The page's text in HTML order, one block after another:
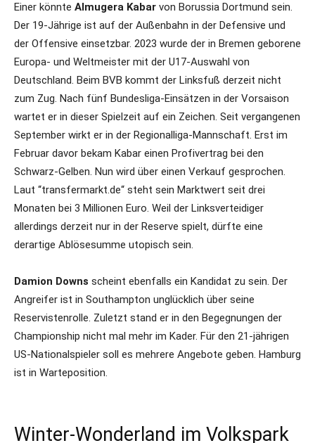
Einer könnte Almugera Kabar von Borussia Dortmund sein.
Der 19-Jährige ist auf der Außenbahn in der Defensive und
der Offensive einsetzbar. 2023 wurde der in Bremen geborene
Europa- und Weltmeister mit der U17-Auswahl von
Deutschland. Beim BVB kommt der Linksfuß derzeit nicht
zum Zug. Nach fünf Bundesliga-Einsätzen in der Vorsaison
wartet er in dieser Spielzeit auf ein Zeichen. Seit vergangenen
September wirkt er in der Regionalliga-Mannschaft. Erst im
Februar davor bekam Kabar einen Profivertrag bei den
Schwarz-Gelben. Nun wird über einen Verkauf gesprochen.
Laut “transfermarkt.de“ steht sein Marktwert seit drei
Monaten bei 3 Millionen Euro. Weil der Linksverteidiger
allerdings derzeit nur in der Reserve spielt, dürfte eine
derartige Ablösesumme utopisch sein.
Damion Downs scheint ebenfalls ein Kandidat zu sein. Der
Angreifer ist in Southampton unglücklich über seine
Reservistenrolle. Zuletzt stand er in den Begegnungen der
Championship nicht mal mehr im Kader. Für den 21-jährigen
US-Nationalspieler soll es mehrere Angebote geben. Hamburg
ist in Warteposition.
Winter-Wonderland im Volkspark